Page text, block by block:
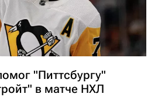
"Питтсбургу"
в матче НХЛ